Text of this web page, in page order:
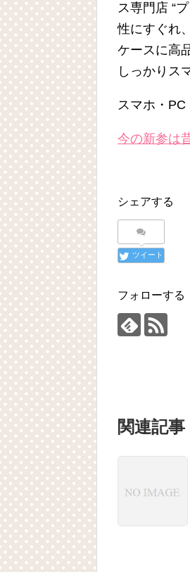
ス専門店 “
性にすぐれ
ケースに高
しっかりス
スマホ・PC
今の新参は
シェアする
ツイート
フォローする
関連記事